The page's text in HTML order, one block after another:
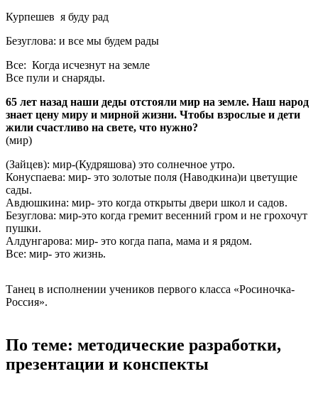
Курпешев я буду рад
Безуглова: и все мы будем рады
Все: Когда исчезнут на земле
Все пули и снаряды.
65 лет назад наши деды отстояли мир на земле. Наш народ
знает цену миру и мирной жизни. Чтобы взрослые и дети
жили счастливо на свете, что нужно?
(мир)
(Зайцев): мир-(Кудряшова) это солнечное утро.
Конуспаева: мир- это золотые поля (Наводкина)и цветущие
сады.
Авдюшкина: мир- это когда открыты двери школ и садов.
Безуглова: мир-это когда гремит весенний гром и не грохочут
пушки.
Алдунгарова: мир- это когда папа, мама и я рядом.
Все: мир- это жизнь.
Танец в исполнении учеников первого класса «Росиночка-
Россия».
По теме: методические разработки,
презентации и конспекты